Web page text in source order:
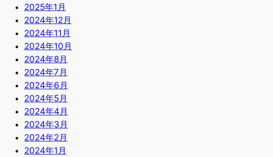
2025年1月
2024年12月
2024年11月
2024年10月
2024年8月
2024年7月
2024年6月
2024年5月
2024年4月
2024年3月
2024年2月
2024年1月